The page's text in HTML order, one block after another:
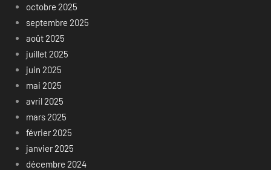
octobre 2025
septembre 2025
août 2025
juillet 2025
juin 2025
mai 2025
avril 2025
mars 2025
février 2025
janvier 2025
décembre 2024